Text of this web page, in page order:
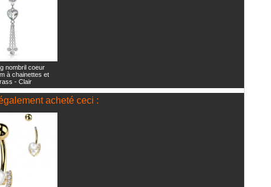
nombril coeur
à chainettes et
- Clair
acheté ceci :